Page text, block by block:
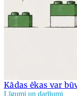
Kādas ēkas var
Līgumi un darījumi